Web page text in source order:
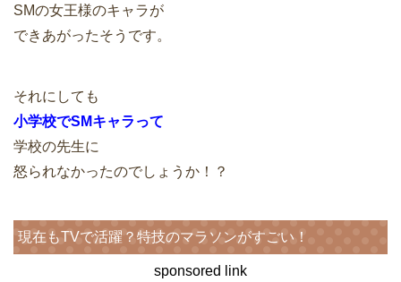
SMの女王様のキャラが
できあがったそうです。
それにしても
小学校でSMキャラって
学校の先生に
怒られなかったのでしょうか！？
現在もTVで活躍？特技のマラソンがすごい！
sponsored link